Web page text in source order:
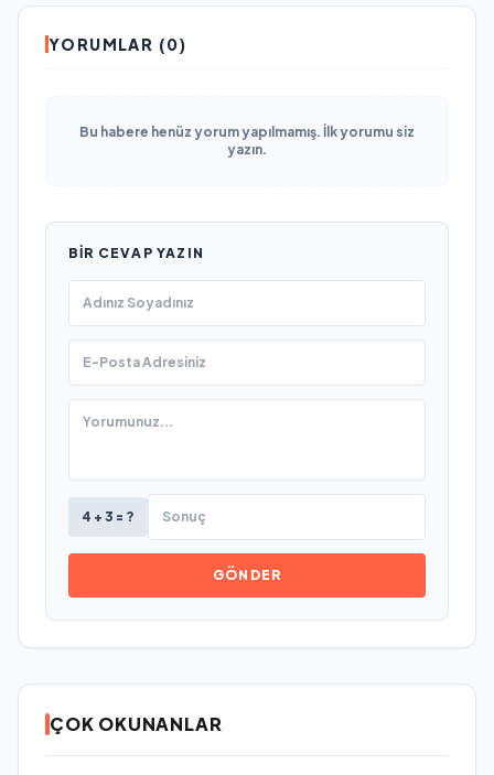
YORUMLAR (0)
Bu habere henüz yorum yapılmamış. İlk yorumu siz
yazın.
BIR CEVAP YAZIN
4 + 3 = ?
GÖNDER
ÇOK OKUNANLAR